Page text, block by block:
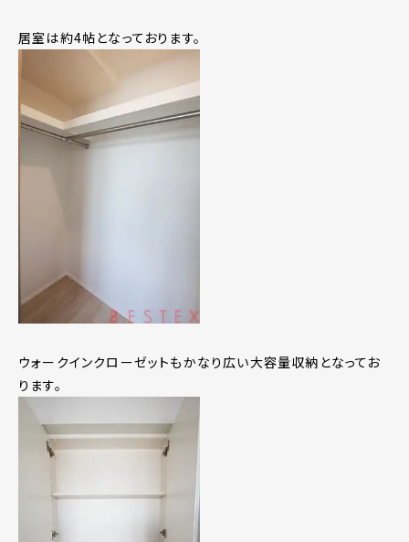
居室は約4帖となっております。
ウォークインクローゼットもかなり広い大容量収納となってお
ります。